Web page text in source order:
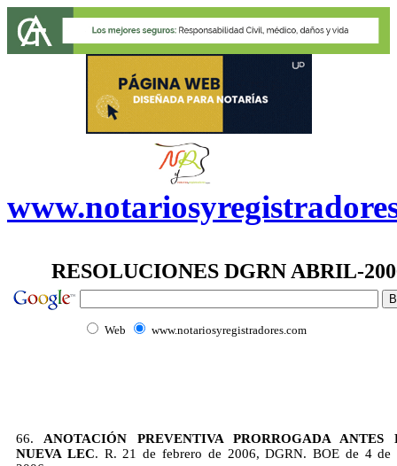
RESOLUCIONES DGRN ABRIL-
Web www.notariosyregistradores.com
66.ANOTACIÓN PREVENTIVA PRORROGADA
NUEVA LEC. R. 21 de febrero de 2006, DGRN. BOE de 4 de